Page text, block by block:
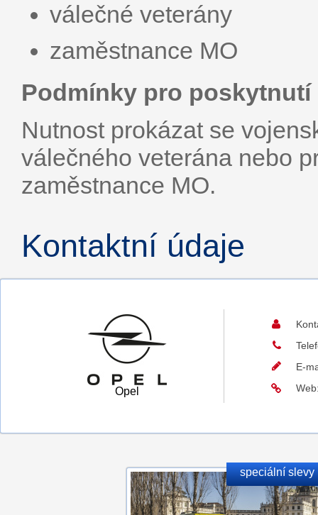
válečné veterány
zaměstnance MO
Podmínky pro poskytnutí
Nutnost prokázat se
válečného veterána nebo
zaměstnance MO.
Kontaktní údaje
Opel
E-
speciální slevy